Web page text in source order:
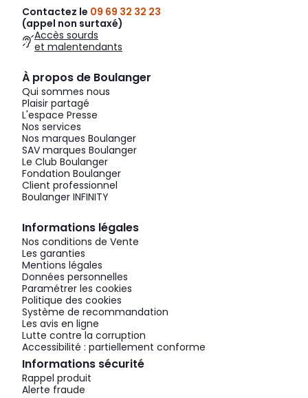
Contactez le 09 69 32 32 23
(appel non surtaxé)
Accès sourds
et malentendants
À propos de Boulanger
Qui sommes nous
Plaisir partagé
L'espace Presse
Nos services
Nos marques Boulanger
SAV marques Boulanger
Le Club Boulanger
Fondation Boulanger
Client professionnel
Boulanger INFINITY
Informations légales
Nos conditions de Vente
Les garanties
Mentions légales
Données personnelles
Paramétrer les cookies
Politique des cookies
Système de recommandation
Les avis en ligne
Lutte contre la corruption
Accessibilité : partiellement conforme
Informations sécurité
Rappel produit
Alerte fraude